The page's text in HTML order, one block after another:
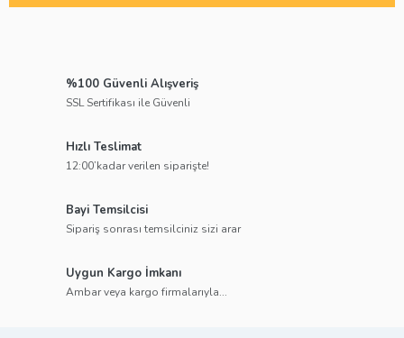
%100 Güvenli Alışveriş
SSL Sertifikası ile Güvenli
Hızlı Teslimat
12:00’kadar verilen siparişte!
Bayi Temsilcisi
Sipariş sonrası temsilciniz sizi arar
Uygun Kargo İmkanı
Ambar veya kargo firmalarıyla...